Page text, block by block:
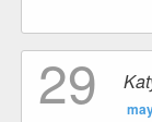
29